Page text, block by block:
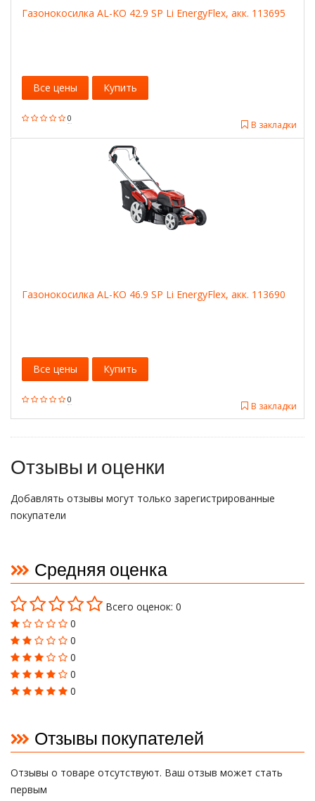
Газонокосилка AL-KO 42.9 SP Li EnergyFlex, акк. 113695
0
В закладки
Все цены Купить
Газонокосилка AL-KO 46.9 SP Li EnergyFlex, акк. 113690
0
В закладки
Все цены Купить
Отзывы и оценки
Добавлять отзывы могут только зарегистрированные
покупатели
Средняя оценка
Всего оценок: 0
0
0
0
0
0
Отзывы покупателей
Отзывы о товаре отсутствуют. Ваш отзыв может стать
первым